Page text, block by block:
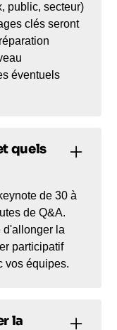
public, secteur)
clés seront
éventuels
quels
de 30 à
de Q&A.
d'allonger la
participatif
vos équipes.
la